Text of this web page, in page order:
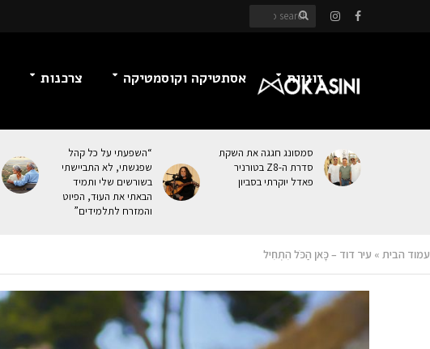
זוגיות אסתטיקה וקוסמטיקה צרכנות
סמסונג חגגה את השקת
סדרת ה-Z8 בטורניר
פאדל יוקרתי בסביון
“השפעתי על כל קהל
שפגשתי, לא התביישתי
בשורשים שלי ותמיד
הבאתי את העוּד, הפיוט
והמזרח לתלמידים”
עמוד הבית » עיר דוד – כָּאן הַכֹּל הִתְחִיל